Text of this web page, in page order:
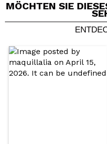
Ein Video
Dein Video könnte
Würden Sie diesen
MÖCHTEN SIE